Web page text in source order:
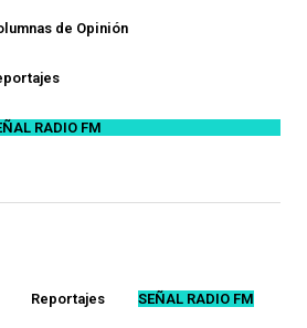
de Opinión
RADIO FM
Reportajes SEÑAL RADIO FM